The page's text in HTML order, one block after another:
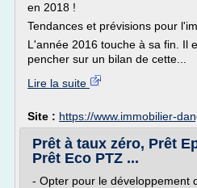
en 2018 !
Tendances et prévisions pour
L'année 2016 touche à sa fin. Il
pencher sur un bilan de cette...
Lire la suite
Site : https://www.immobilier-
Prêt à taux zéro, Prêt
Prêt Eco PTZ ...
- Opter pour le développement